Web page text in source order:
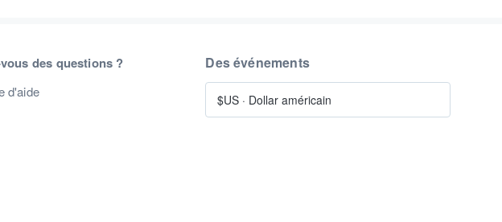
des questions ?
d'aide
Des événements
$US · Dollar américain